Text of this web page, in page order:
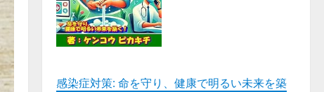
感染症対策: 命を守り、健康で明るい未来を築